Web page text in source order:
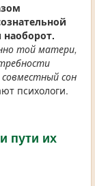
той матери,
сон
психологи.
пути их